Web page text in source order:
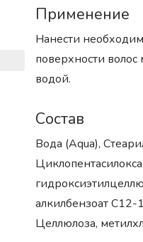
Применение
Нанести
поверхности
водой.
Состав
Вода (Aqua),
алкилбензоат С12-
Целлюлоза,